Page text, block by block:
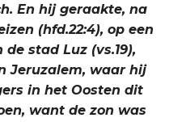
En hij geraakte, na
(hfd.22:4), op een
stad Luz (vs.19),
Jeruzalem, waar hij
in het Oosten dit
want de zon was